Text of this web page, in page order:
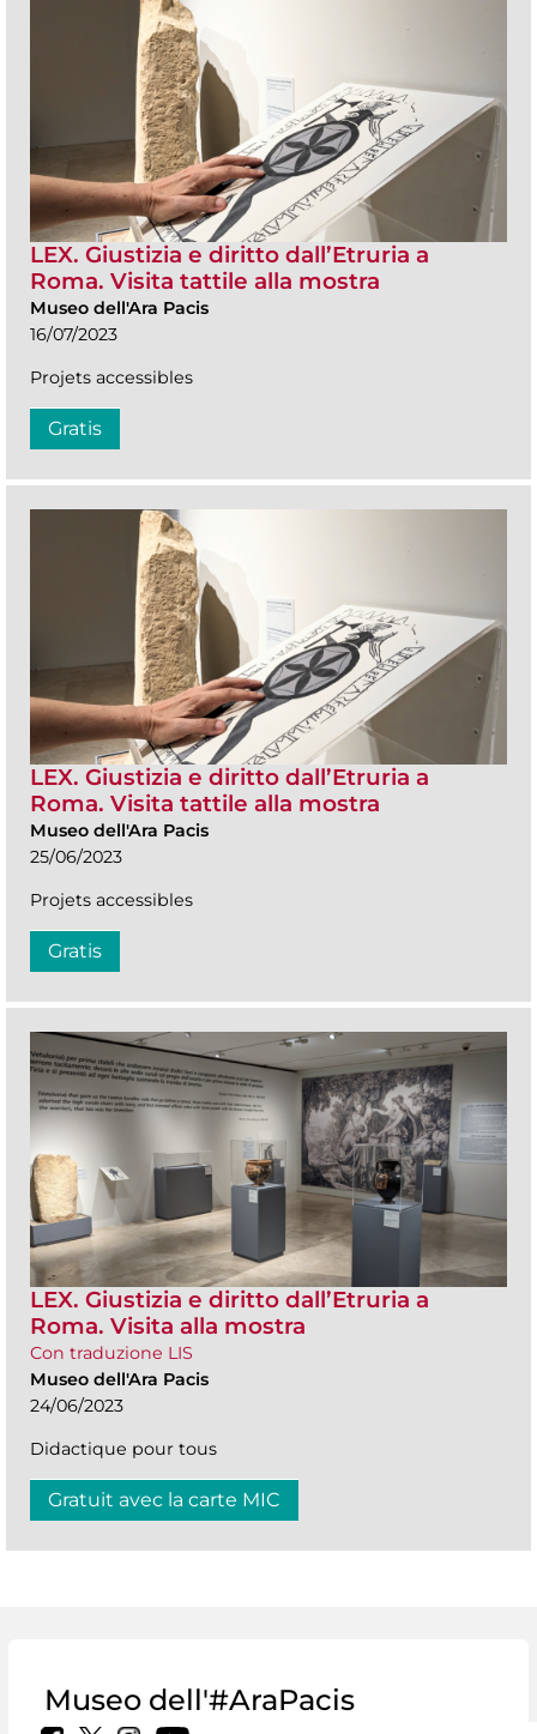
LEX. Giustizia e diritto dall’Etruria a
Roma. Visita tattile alla mostra
Museo dell'Ara Pacis
16/07/2023
Projets accessibles
Gratis
LEX. Giustizia e diritto dall’Etruria a
Roma. Visita tattile alla mostra
Museo dell'Ara Pacis
25/06/2023
Projets accessibles
Gratis
LEX. Giustizia e diritto dall’Etruria a
Roma. Visita alla mostra
Con traduzione LIS
Museo dell'Ara Pacis
24/06/2023
Didactique pour tous
Gratuit avec la carte MIC
Museo dell'#AraPacis